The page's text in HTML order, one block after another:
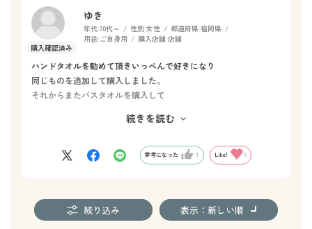
ゆき
年代:70代～ 性別:女性 都道府県:福岡県
用途: ご自身用 購入店舗:店舗
ハンドタオルを勧めて頂きいっぺんで好きになり
同じものを追加して購入しました。
それからまたバスタオルを購入して
春休みに孫女児が2人遊びに来るので
女児にもタオルの良さを知ってもらいたいんですよ。🙇‍♀️💁‍♀️
続きを読む
参考になった 1 Like! 0
絞り込み 表示：新しい順